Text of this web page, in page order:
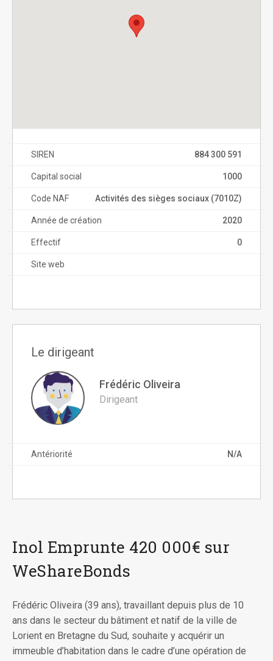
Inol Emprunte 420 000€ sur
WeShareBonds
Frédéric Oliveira (39 ans), travaillant depuis plus de 10
ans dans le secteur du bâtiment et natif de la ville de
Lorient en Bretagne du Sud, souhaite y acquérir un
immeuble d’habitation dans le cadre d’une opération de
SIREN 884 300 591
Capital social 1000
Code NAF Activités des sièges sociaux (7010Z)
Année de création 2020
Effectif 0
Site web
Le dirigeant
Frédéric Oliveira
Dirigeant
Antériorité N/A